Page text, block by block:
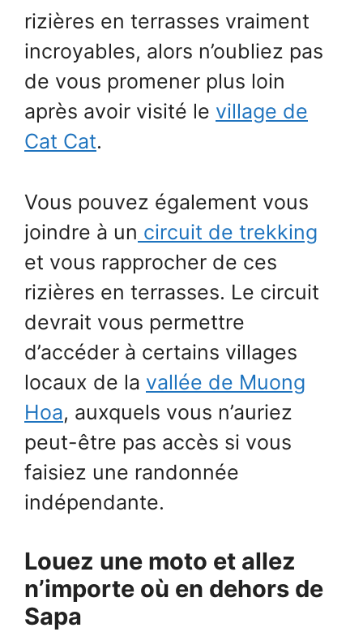
rizières en terrasses vraiment
incroyables, alors n’oubliez pas
de vous promener plus loin
après avoir visité le village de
Cat Cat.
Vous pouvez également vous
joindre à un circuit de trekking
et vous rapprocher de ces
rizières en terrasses. Le circuit
devrait vous permettre
d’accéder à certains villages
locaux de la vallée de Muong
Hoa, auxquels vous n’auriez
peut-être pas accès si vous
faisiez une randonnée
indépendante.
Louez une moto et allez
n’importe où en dehors de
Sapa